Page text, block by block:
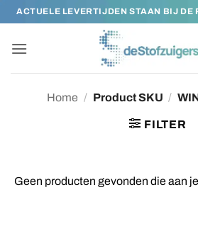
naar
inhoud
ACTUELE LEVERTIJDEN STAAN BIJ DE
Home / Product SKU /
FILTER
Geen producten gevonden die aan